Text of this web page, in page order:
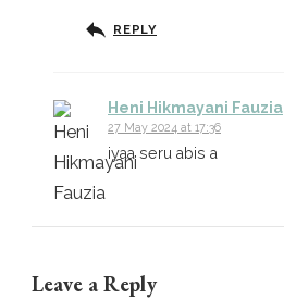
REPLY
Heni Hikmayani Fauzia
27 May 2024 at 17:36
iyaa seru abis a
Leave a Reply